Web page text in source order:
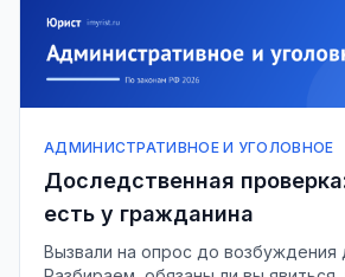
АДМИНИСТРАТИВНОЕ И УГОЛОВНОЕ
Доследственная
есть у гражданина
Вызвали на опрос до возбуждения